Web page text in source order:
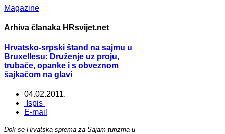
Magazine
Arhiva članaka HRsvijet.net
Hrvatsko-srpski štand na sajmu u
Bruxellesu: Druženje uz proju,
trubače, opanke i s obveznom
šajkačom na glavi
04.02.2011.
Ispis
E-mail
Dok se Hrvatska sprema za Sajam turizma u